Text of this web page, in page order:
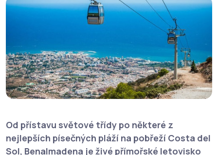
Od přístavu světové třídy po některé z
nejlepších písečných pláží na pobřeží Costa del
Sol, Benalmadena je živé přímořské letovisko